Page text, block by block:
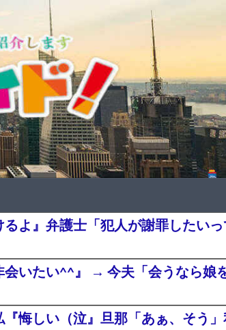
よ』弁護士「犯人が謝罪したい
いたい^^』 → 今夫「会うなら娘
悔しい（泣』旦那「あぁ、そう」